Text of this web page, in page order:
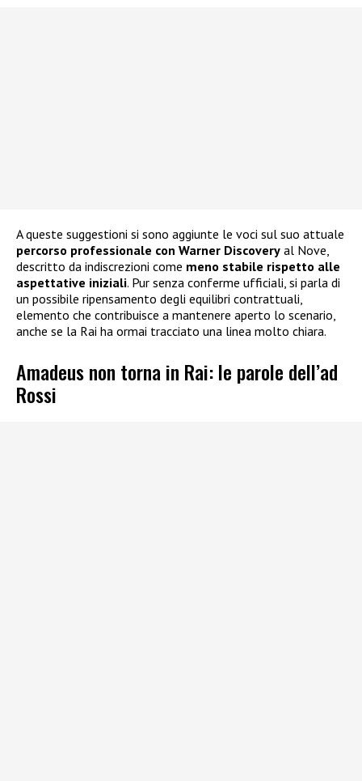
A queste suggestioni si sono aggiunte le voci sul suo attuale
percorso professionale con Warner Discovery al Nove,
descritto da indiscrezioni come meno stabile rispetto alle
aspettative iniziali. Pur senza conferme ufficiali, si parla di
un possibile ripensamento degli equilibri contrattuali,
elemento che contribuisce a mantenere aperto lo scenario,
anche se la Rai ha ormai tracciato una linea molto chiara.
Amadeus non torna in Rai: le parole dell’ad
Rossi